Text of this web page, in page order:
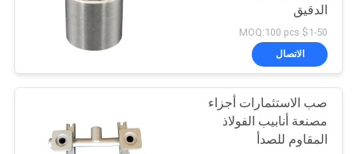
الدقيق
$1-50 MOQ:100 pcs
الاتصال
صب الاستثمارات أجزاء
مصنعة أنابيب الفولاذ
المقاوم للصدأ